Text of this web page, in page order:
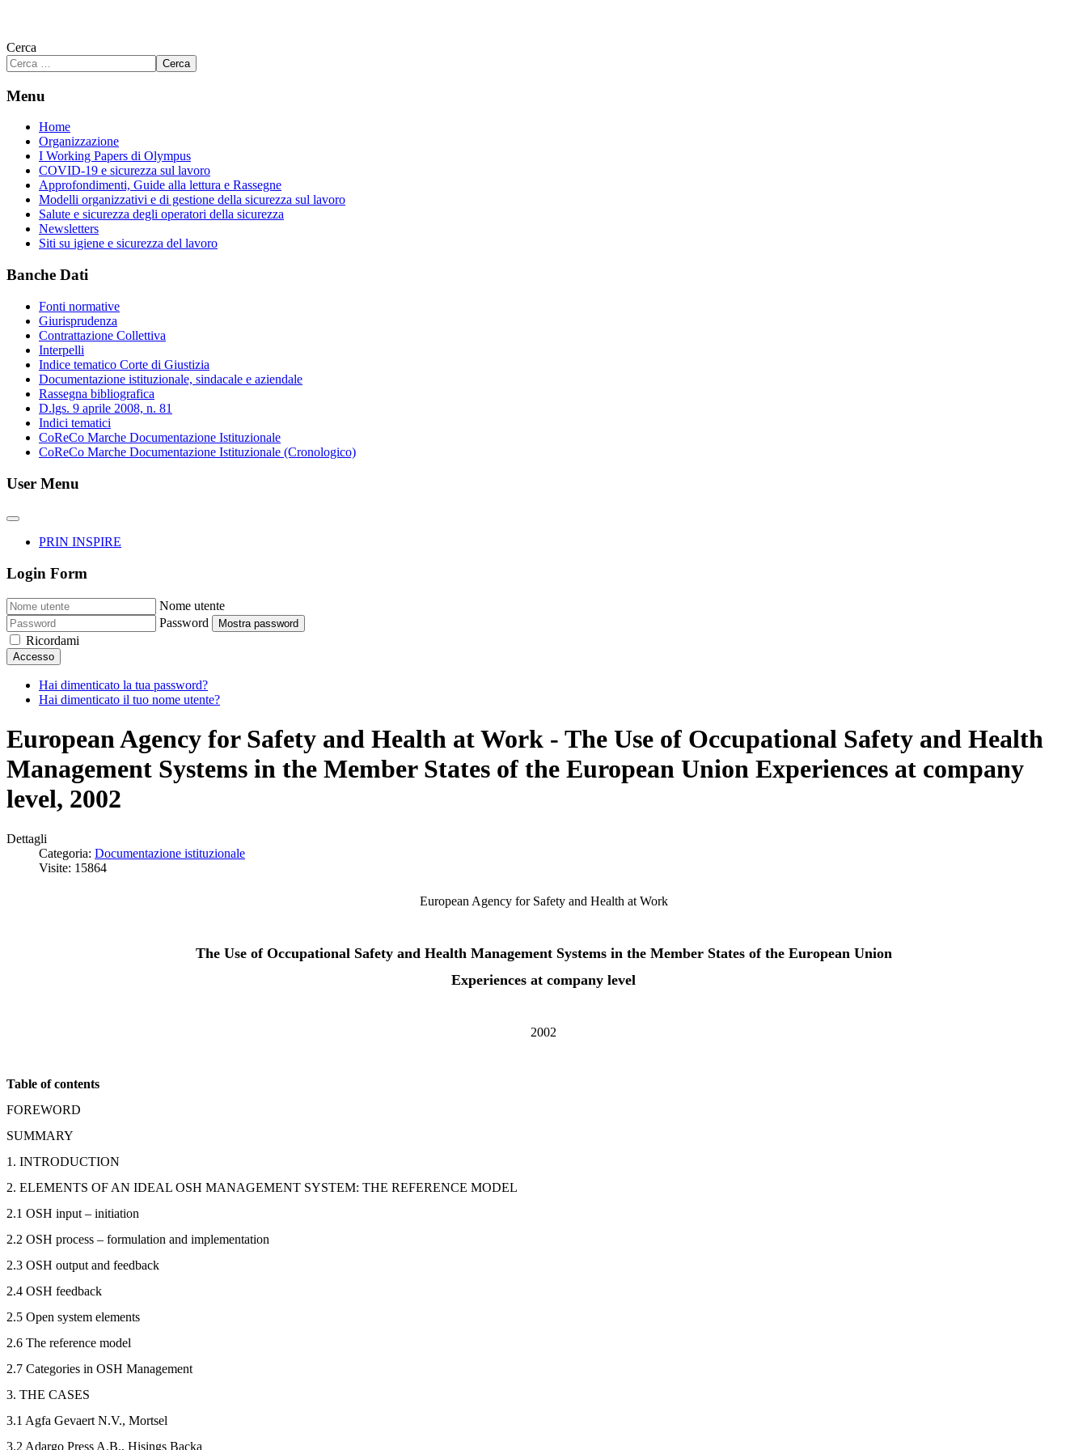
Cerca
Cerca
Menu
Home
Organizzazione
I Working Papers di Olympus
COVID-19 e sicurezza sul lavoro
Approfondimenti, Guide alla lettura e Rassegne
Modelli organizzativi e di gestione della sicurezza sul lavoro
Salute e sicurezza degli operatori della sicurezza
Newsletters
Siti su igiene e sicurezza del lavoro
Banche Dati
Fonti normative
Giurisprudenza
Contrattazione Collettiva
Interpelli
Indice tematico Corte di Giustizia
Documentazione istituzionale, sindacale e aziendale
Rassegna bibliografica
D.lgs. 9 aprile 2008, n. 81
Indici tematici
CoReCo Marche Documentazione Istituzionale
CoReCo Marche Documentazione Istituzionale (Cronologico)
User Menu
PRIN INSPIRE
Login Form
Nome utente
Password
Mostra password
Ricordami
Accesso
Hai dimenticato la tua password?
Hai dimenticato il tuo nome utente?
European Agency for Safety and Health at Work - The Use of Occupational Safety and Health
Management Systems in the Member States of the European Union Experiences at company
level, 2002
Dettagli
Categoria: Documentazione istituzionale
Visite: 15864
European Agency for Safety and Health at Work
The Use of Occupational Safety and Health Management Systems in the Member States of the European Union
Experiences at company level
2002
Table of contents
FOREWORD
SUMMARY
1. INTRODUCTION
2. ELEMENTS OF AN IDEAL OSH MANAGEMENT SYSTEM: THE REFERENCE MODEL
2.1 OSH input – initiation
2.2 OSH process – formulation and implementation
2.3 OSH output and feedback
2.4 OSH feedback
2.5 Open system elements
2.6 The reference model
2.7 Categories in OSH Management
3. THE CASES
3.1 Agfa Gevaert N.V., Mortsel
3.2 Adargo Press A.B., Hisings Backa